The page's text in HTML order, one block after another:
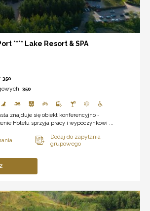
**** Lake Resort & SPA
350
350
znajduje się obiekt konferencyjno -
Hotelu sprzyja pracy i wypoczynkowi ...